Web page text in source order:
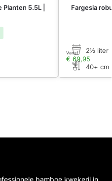
5.5L |
Fargesia
€ 69,95
Vanaf 2½ liter
40+ cm
bamboe kwekerij in